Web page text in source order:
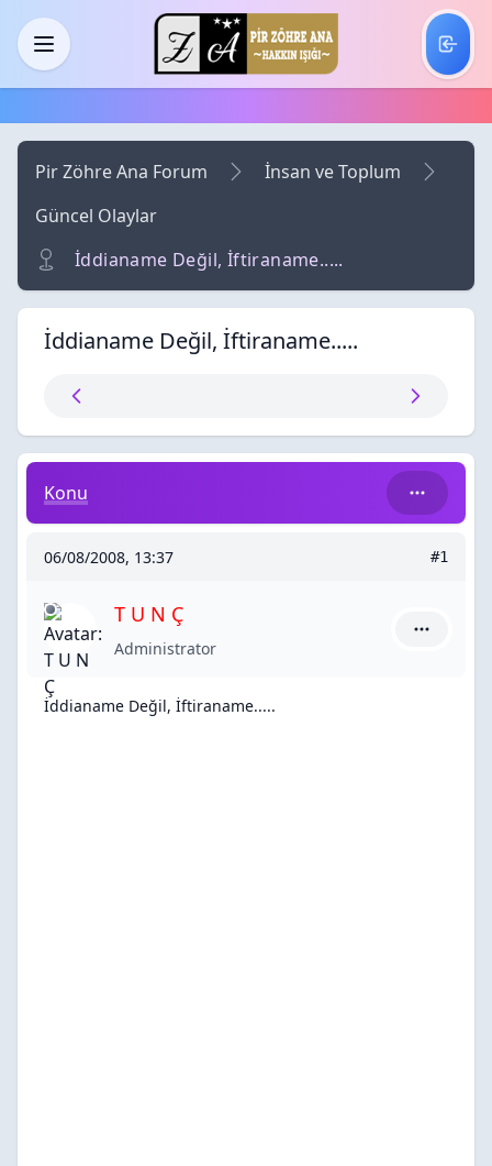
Skip to main content
Menü
Pir Zöhre Ana Forum
İnsan ve Toplum
Güncel Olaylar
İddianame Değil, İftiraname.....
İddianame Değil, İftiraname.....
İddianame Değil, İftiraname.....
Konu
06/08/2008, 13:37 #1
T U N Ç
Administrator
İddianame Değil, İftiraname.....